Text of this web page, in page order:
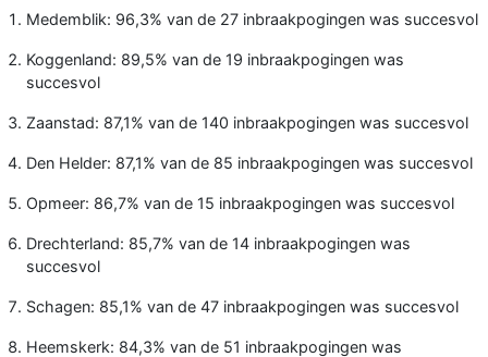
Medemblik: 96,3% van de 27 inbraakpogingen was succesvol
Koggenland: 89,5% van de 19 inbraakpogingen was
succesvol
Zaanstad: 87,1% van de 140 inbraakpogingen was succesvol
Den Helder: 87,1% van de 85 inbraakpogingen was succesvol
Opmeer: 86,7% van de 15 inbraakpogingen was succesvol
Drechterland: 85,7% van de 14 inbraakpogingen was
succesvol
Schagen: 85,1% van de 47 inbraakpogingen was succesvol
Heemskerk: 84,3% van de 51 inbraakpogingen was